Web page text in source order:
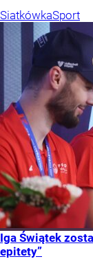
SiatkówkaSport
Iga Świątek
epitety”